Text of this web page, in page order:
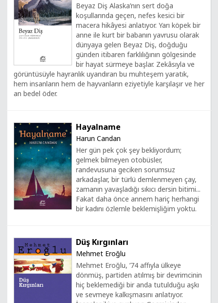
Beyaz Diş Alaska’nın sert doğa
koşullarında geçen, nefes kesici bir
macera hikâyesi anlatıyor. Yarı köpek bir
anne ile kurt bir babanın yavrusu olarak
dünyaya gelen Beyaz Diş, doğduğu
günden itibaren farklılığının gölgesinde
bir hayat sürmeye başlar. Zekâsıyla ve
görüntüsüyle hayranlık uyandıran bu muhteşem yaratık,
hem insanların hem de hayvanların eziyetiyle karşılaşır ve her
an bedel öder.
Hayalname
Harun Candan
Her gün pek çok şey bekliyordum;
gelmek bilmeyen otobüsler,
randevusuna geciken sorumsuz
arkadaşlar, bir türlü demlenmeyen çay,
zamanın yavaşladığı sıkıcı dersin bitimi...
Fakat daha önce annem hariç herhangi
bir kadını özlemle beklemişliğim yoktu.
Düş Kırgınları
Mehmet Eroğlu
Mehmet Eroğlu, ’74 affıyla ülkeye
dönmüş, partiden atılmış bir devrimcinin
hiç beklemediği bir anda tutulduğu aşkı
ve sevmeye kalkışmasını anlatıyor.